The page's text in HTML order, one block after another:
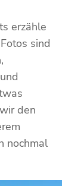
erzähle
sind
den
nochmal